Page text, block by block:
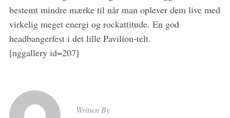
bestemt mindre mærke til når man oplever dem live med
virkelig meget energi og rockattitude. En god
headbangerfest i det lille Pavilion-telt.
[nggallery id=207]
Written By